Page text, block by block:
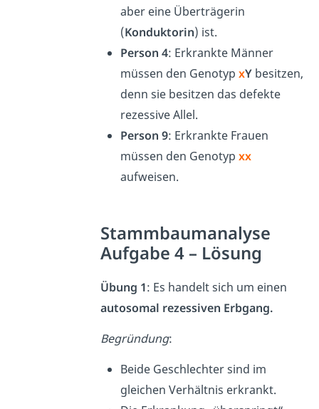
aber eine Überträgerin
(Konduktorin) ist.
Person 4: Erkrankte Männer
müssen den GenotypxY besitzen,
denn sie besitzen das defekte
rezessive Allel.
Person 9: Erkrankte Frauen
müssen den Genotypxx
aufweisen.
Stammbaumanalyse
Aufgabe 4 – Lösung
Übung 1: Es handelt sich um einen
autosomal rezessiven Erbgang.
Begründung:
Beide Geschlechter sind im
gleichen Verhältnis erkrankt.